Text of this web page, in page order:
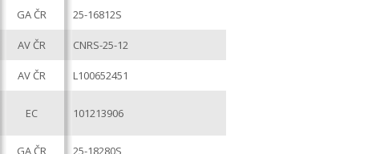
GA ČR 25-16812S
AV ČR CNRS-25-12
AV ČR L100652451
EC 101213906
GA ČR 25-18280S